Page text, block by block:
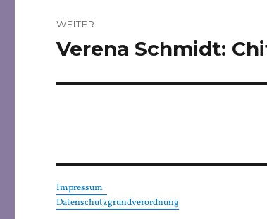
WEITER
Nächster
Verena Schmidt:
Impressum
Datenschutzgrundverordnung